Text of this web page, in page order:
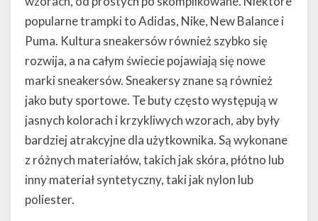
popularne trampki to Adidas, Nike, New Balance i
Puma. Kultura sneakersów również szybko się
rozwija, a na całym świecie pojawiają się nowe
marki sneakersów. Sneakersy znane są również
jako buty sportowe. Te buty często występują w
jasnych kolorach i krzykliwych wzorach, aby były
bardziej atrakcyjne dla użytkownika. Są wykonane
z różnych materiałów, takich jak skóra, płótno lub
inny materiał syntetyczny, taki jak nylon lub
poliester.